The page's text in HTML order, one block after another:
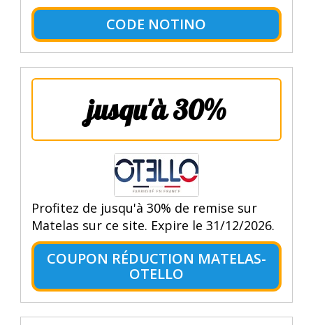
CODE NOTINO
jusqu'à 30%
Profitez de jusqu'à 30% de remise sur
Matelas sur ce site. Expire le 31/12/2026.
COUPON RÉDUCTION MATELAS-
OTELLO